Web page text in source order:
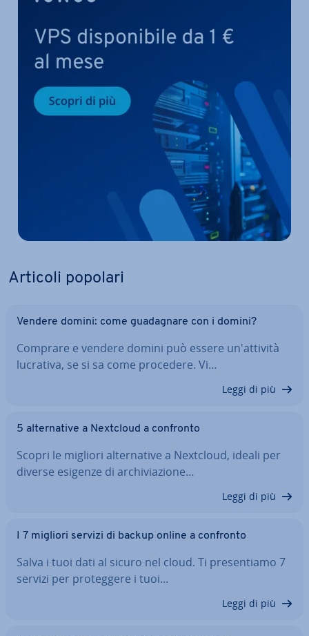
Articoli popolari
Vendere domini: come gua­da­gna­re con i domini?
Comprare e vendere domini può essere un'at­ti­vi­tà
lucrativa, se si sa come procedere. Vi…
Leggi di più
5 al­ter­na­ti­ve a Nextcloud a confronto
Scopri le migliori al­ter­na­ti­ve a Nextcloud, ideali per
diverse esigenze di ar­chi­via­zio­ne…
Leggi di più
I 7 migliori servizi di backup online a confronto
Salva i tuoi dati al sicuro nel cloud. Ti pre­sen­tia­mo 7
servizi per pro­teg­ge­re i tuoi…
Leggi di più